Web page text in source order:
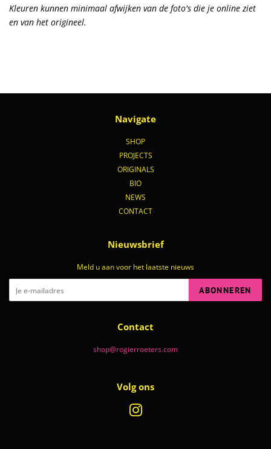
Kleuren kunnen minimaal afwijken van de foto's die je online ziet
en van het origineel.
Navigate
SHOP
PROJECTS
ORIGINALS
BIO
NEWS
CONTACT
Nieuwsbrief
Meld u aan voor het laatste nieuws
ABONNEREN
Contact
shop@rogierroeters.com
Volg ons